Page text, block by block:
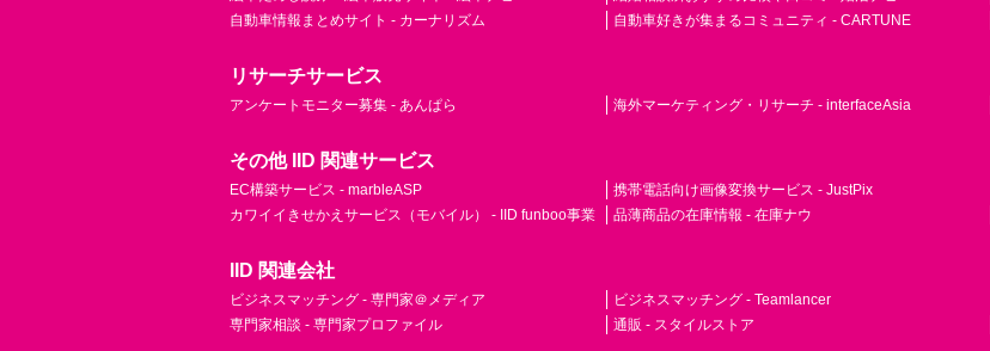
自動車情報まとめサイト - カーナリズム
自動車好きが集まるコミュニティ - CARTUNE
リサーチサービス
アンケートモニター募集 - あんぱら 海外マーケティング・リサーチ - interfaceAsia
その他 IID 関連サービス
EC構築サービス - marbleASP
カワイイきせかえサービス（モバイル） - IID funboo事業
携帯電話向け画像変換サービス - JustPix
品薄商品の在庫情報 - 在庫ナウ
IID 関連会社
ビジネスマッチング - 専門家＠メディア
専門家相談 - 専門家プロファイル
ビジネスマッチング - Teamlancer
通販 - スタイルストア